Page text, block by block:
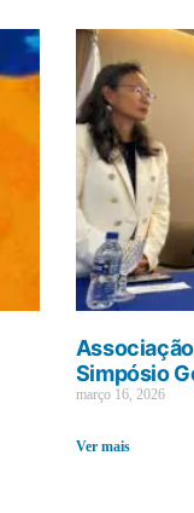
Simpósio
março 16, 2026
Ver mais